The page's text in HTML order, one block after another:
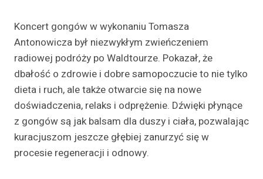
Koncert gongów w wykonaniu Tomasza
Antonowicza był niezwykłym zwieńczeniem
radiowej podróży po Waldtourze. Pokazał, że
dbałość o zdrowie i dobre samopoczucie to nie tylko
dieta i ruch, ale także otwarcie się na nowe
doświadczenia, relaks i odprężenie. Dźwięki płynące
z gongów są jak balsam dla duszy i ciała, pozwalając
kuracjuszom jeszcze głębiej zanurzyć się w
procesie regeneracji i odnowy.